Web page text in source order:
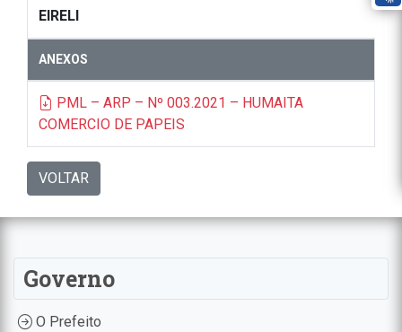
EIRELI
ANEXOS
PML – ARP – Nº 003.2021 – HUMAITA
COMERCIO DE PAPEIS
VOLTAR
Governo
O Prefeito